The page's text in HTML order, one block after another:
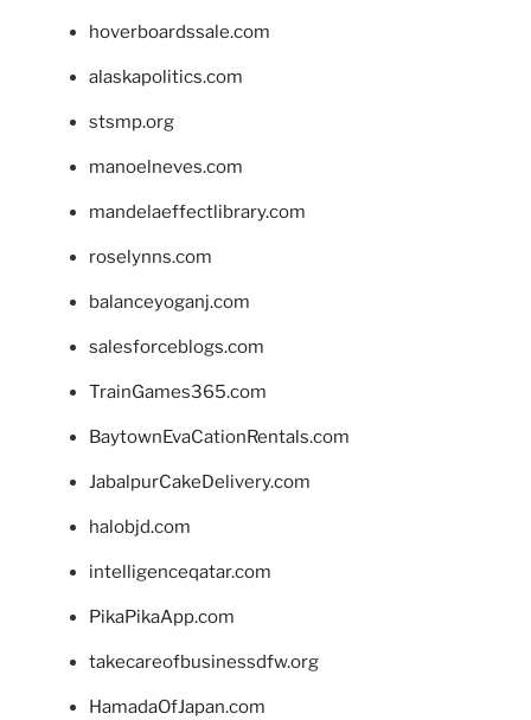
hoverboardssale.com
alaskapolitics.com
stsmp.org
manoelneves.com
mandelaeffectlibrary.com
roselynns.com
balanceyoganj.com
salesforceblogs.com
TrainGames365.com
BaytownEvaCationRentals.com
JabalpurCakeDelivery.com
halobjd.com
intelligenceqatar.com
PikaPikaApp.com
takecareofbusinessdfw.org
HamadaOfJapan.com